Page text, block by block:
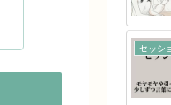
セッシ